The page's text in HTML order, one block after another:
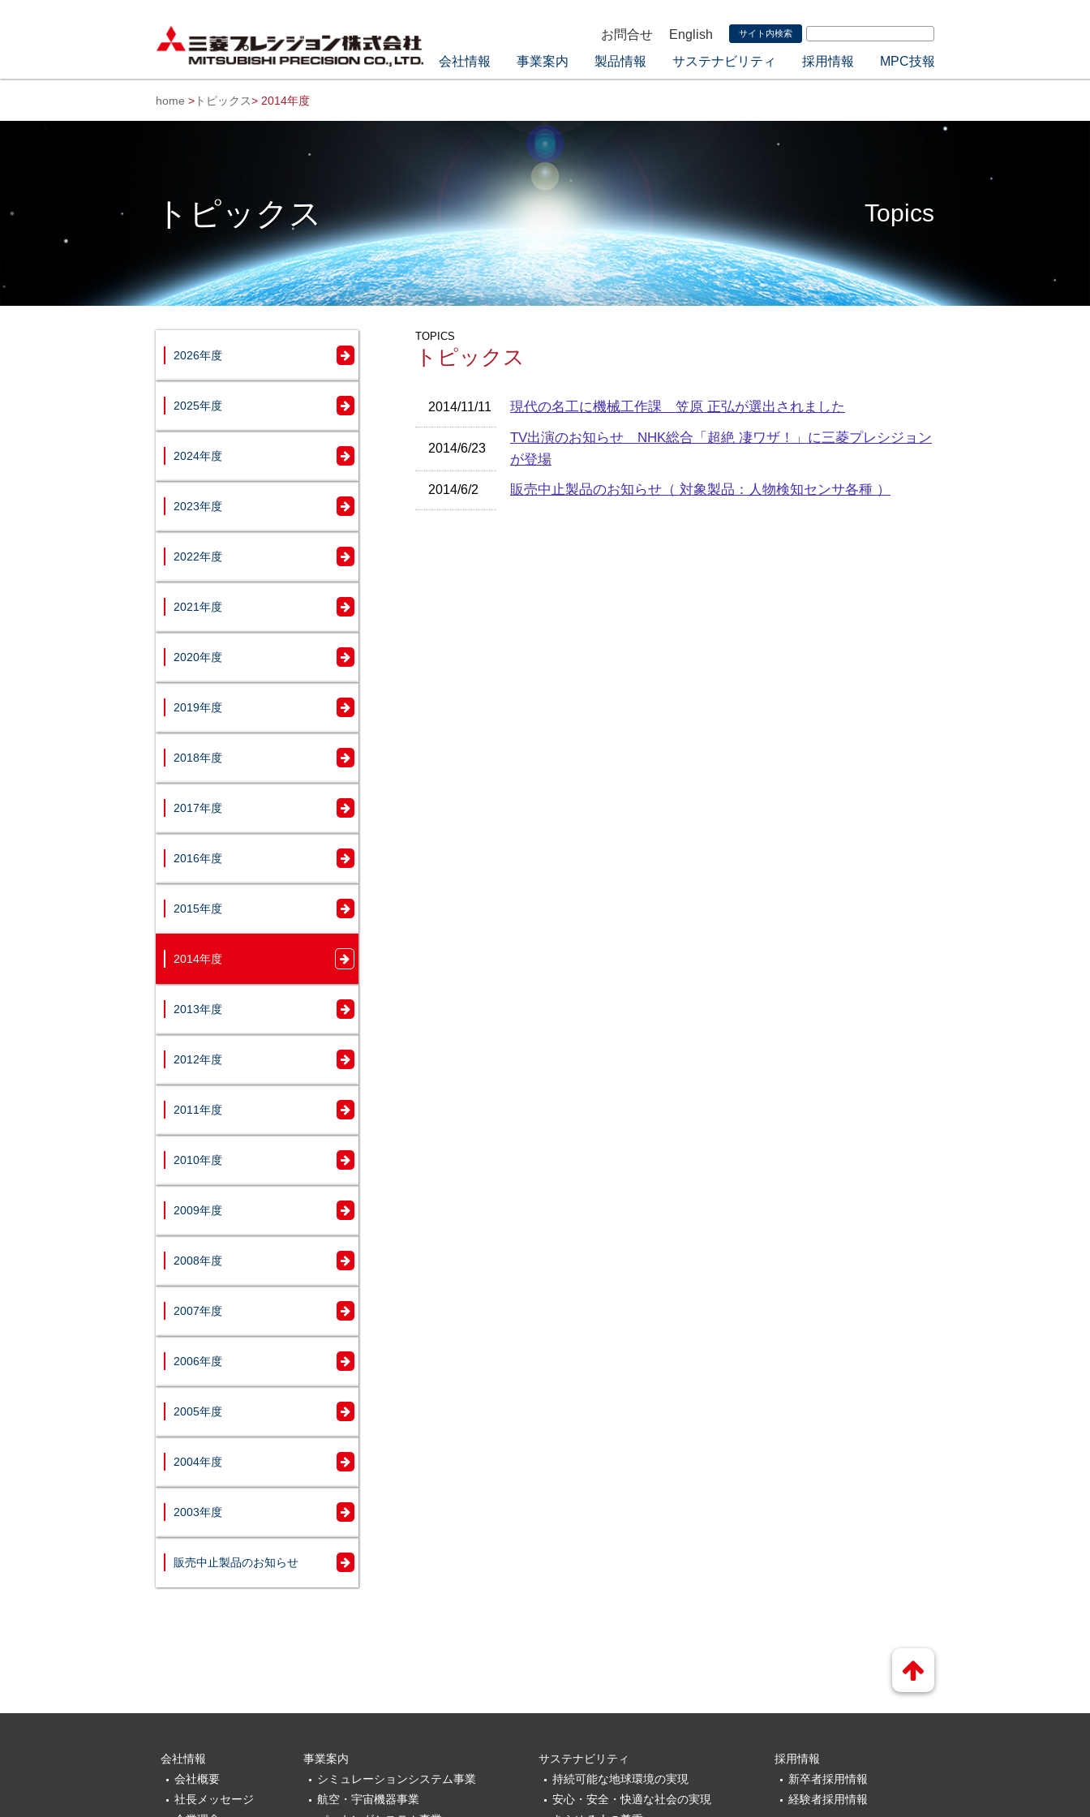
お問合せ
English
会社情報
事業案内 製品情報 サステナビリティ 採用情報 MPC技報
home > トピックス> 2014年度
トピックス Topics
TOPICS
トピックス
2014/11/11 現代の名工に機械工作課 笠原 正弘が選出されました
2014/6/23
TV出演のお知らせ NHK総合「超絶 凄ワザ！」に三菱プレシジョン
が登場
2014/6/2 販売中止製品のお知らせ（ 対象製品：人物検知センサ各種 ）
2026年度
2025年度
2024年度
2023年度
2022年度
2021年度
2020年度
2019年度
2018年度
2017年度
2016年度
2015年度
2014年度
2013年度
2012年度
2011年度
2010年度
2009年度
2008年度
2007年度
2006年度
2005年度
2004年度
2003年度
販売中止製品のお知らせ
会社情報
会社概要
社長メッセージ
事業案内
シミュレーションシステム事業
航空・宇宙機器事業
サステナビリティ
持続可能な地球環境の実現
安心・安全・快適な社会の実現
採用情報
新卒者採用情報
経験者採用情報